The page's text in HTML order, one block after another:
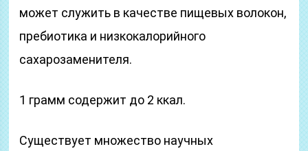
может служить в качестве пищевых волокон,
пребиотика и низкокалорийного
сахарозаменителя.
1 грамм содержит до 2 ккал.
Существует множество научных